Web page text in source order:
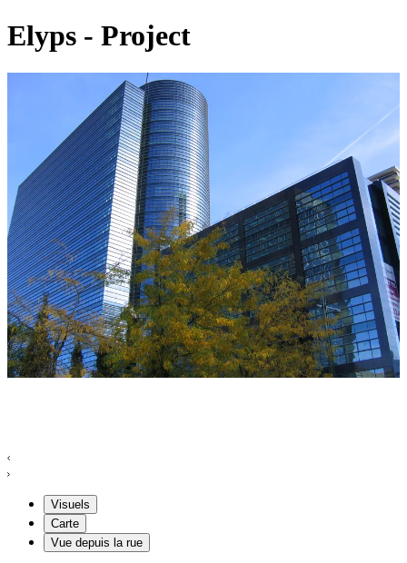
Elyps - Project
Visuels
Carte
Vue depuis la rue